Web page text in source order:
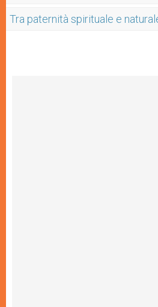
Tra paternità spirituale e